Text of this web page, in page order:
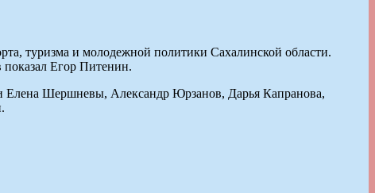
туризма и молодежной политики Сахалинской области.
показал Егор Питенин.
Елена Шершневы, Александр Юрзанов, Дарья Капранова,